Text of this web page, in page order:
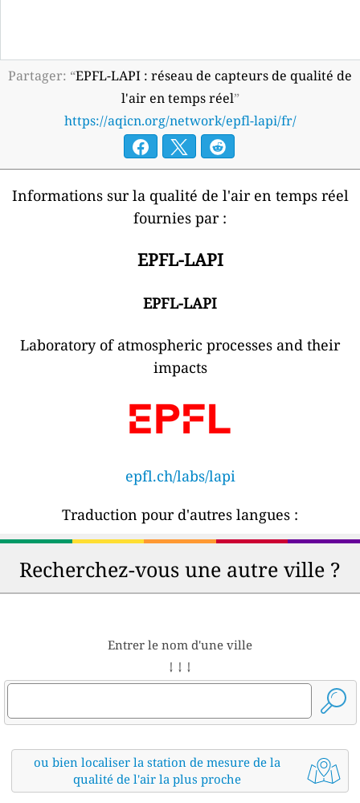
Partager: “EPFL-LAPI : réseau de capteurs de qualité de
l'air en temps réel”
https://aqicn.org/network/epfl-lapi/fr/
Informations sur la qualité de l'air en temps réel
fournies par :
EPFL-LAPI
EPFL-LAPI
Laboratory of atmospheric processes and their
impacts
epfl.ch/labs/lapi
Traduction pour d'autres langues :
Recherchez-vous une autre ville ?
Entrer le nom d'une ville
↓ ↓ ↓
ou bien localiser la station de mesure de la
qualité de l'air la plus proche